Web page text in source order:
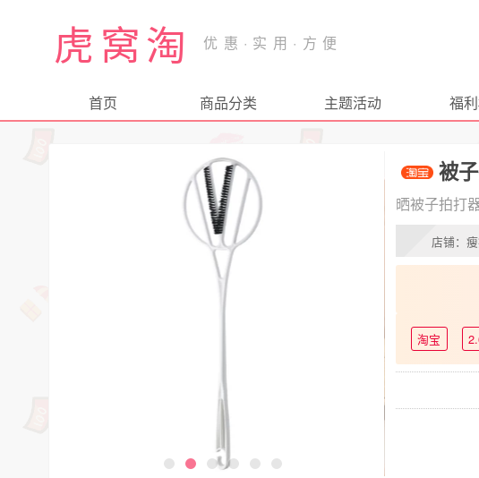
虎窝淘
首页 商品分类 主题活动 福
被
晒被子拍打
店铺：
淘宝